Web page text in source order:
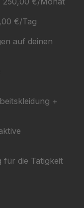
€/Tag
auf deinen
+
für die Tätigkeit